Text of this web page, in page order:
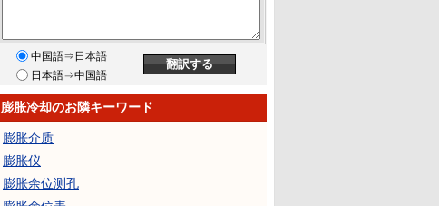
中国語⇒日本語
日本語⇒中国語
膨胀冷却のお隣キーワード
膨胀介质
膨胀仪
膨胀余位测孔